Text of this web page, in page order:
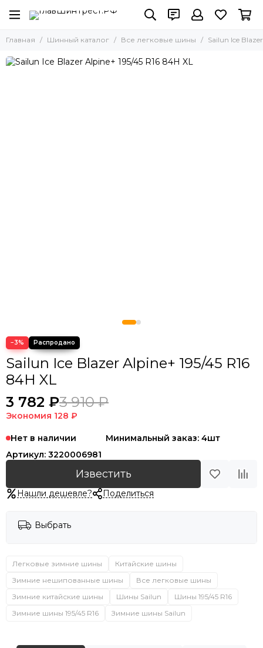
Главная Шинный каталог Все легковые шины Sailun Ice
−3%
Sailun Ice Blazer Alpine+ 195/45 R16
84H XL
3 782 ₽3 910 ₽
Экономия 128 ₽
Нет в наличии
Минимальный заказ: 4шт
Артикул: 3220006981
Известить
Нашли дешевле? Поделиться
Выбрать
Легковые зимние шины
Китайские шины
Зимние нешипованные шины
Все легковые шины
Зимние китайские шины
Шины Sailun
Шины 195/45 R16
Зимние шины 195/45 R16
Зимние шины Sailun